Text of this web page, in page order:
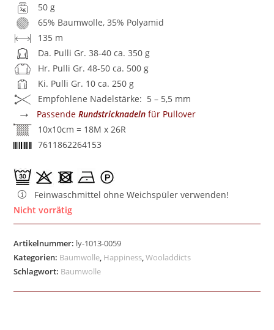
50 g
65% Baumwolle, 35% Polyamid
135 m
Da. Pulli Gr. 38-40 ca. 350 g
Hr. Pulli Gr. 48-50 ca. 500 g
Ki. Pulli Gr. 10 ca. 250 g
Empfohlene Nadelstärke: 5 – 5,5 mm
→ PassendeRundstricknadeln für Pullover
10x10cm = 18M x 26R
7611862264153
Feinwaschmittel ohne Weichspüler verwenden!
Nicht vorrätig
Artikelnummer: ly-1013-0059
Kategorien: Baumwolle Happiness ,Wooladdicts
Schlagwort: Baumwolle